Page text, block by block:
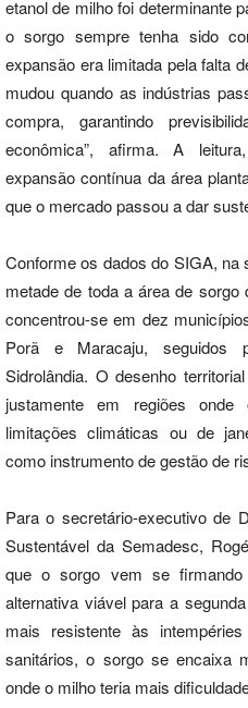
etanol de milho foi determinante
o sorgo sempre tenha sido
expansão era limitada pela falta
mudou quando as indústrias
compra, garantindo
econômica”, afirma. A
expansão contínua da área
que o mercado passou a dar
Conforme os dados do SIGA,
metade de toda a área de
concentrou-se em dez
Porã e Maracaju,
Sidrolândia. O desenho
justamente em regiões onde
limitações climáticas ou de
como instrumento de gestão de
Para o secretário-executivo de
Sustentável da Semadesc,
que o sorgo vem se
alternativa viável para a
mais resistente às
sanitários, o sorgo se encaixa
onde o milho teria mais